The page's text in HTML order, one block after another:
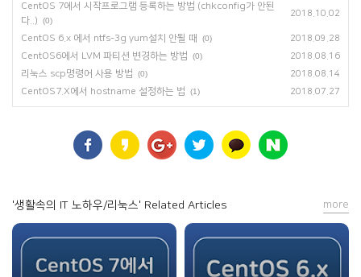
CentOS 7에서 시작프로그램 등록하는 방법 (chkconfig가 안된
다..)
(0)
2018.10.02
CentOS 6.x 에서 ntfs-3g yum설치 안될 때 (0) 2018.09.28
CentOS6에서 LVM 파티션 변경하는 방법 (0) 2018.08.16
리눅스 scp명령어 사용 방법 (0) 2018.08.14
CentOS7.X에서 hostname 설정하는 법 (1) 2018.07.27
'생활속의 IT 노하우/리눅스' Related Articles more